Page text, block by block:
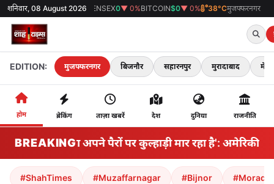
शनिवार, 08 August 2026
▼ 0%SENSEX0▼ 0%BITCOIN$0▼ 0% 38°Cमुजफ्फरनगर
EDITION: मुजफ्फरनगर बिजनौर सहारनपुर मुरादाबाद मेरठ
होम ब्रेकिंग ताज़ा खबरें देश दुनिया राजनीति
BREAKING
'अमेरिका अपने पैरों पर कुल्हाड़ी मार रहा है': अमेरिकी
#ShahTimes #Muzaffarnagar #Bijnor